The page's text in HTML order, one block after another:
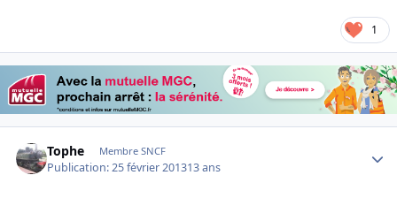
1
Tophe Membre SNCF
Publication:25 février 201313 ans